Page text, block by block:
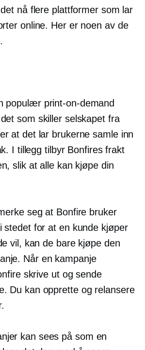
nå flere plattformer som lar
online. Her er noen av de
populær print-on-demand
som skiller selskapet fra
at det lar brukerne samle inn
I tillegg tilbyr Bonfires frakt
slik at alle kan kjøpe din
seg at Bonfire bruker
stedet for at en kunde kjøper
vil, kan de bare kjøpe den
Når en kampanje
skrive ut og sende
Du kan opprette og relansere
kan sees på som en